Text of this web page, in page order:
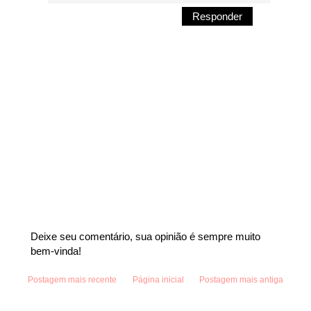
Responder
Deixe seu comentário, sua opinião é sempre muito
bem-vinda!
Postagem mais recente Postagem mais antiga
Página inicial